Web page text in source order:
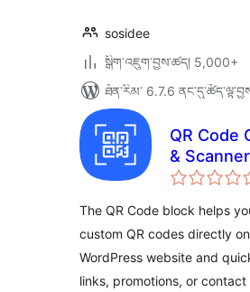
sosidee
སྒྲིག་འཇུག་བྱས་ཚད། 5,000+
ཐོན་རིམ་ 6.7.6
QR Code
&
Dynamic
The QR Code block helps
custom QR codes directly
WordPress website and
links, promotions, or contact